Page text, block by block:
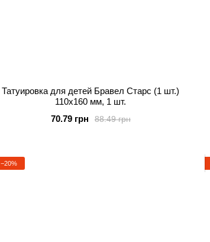
Татуировка для детей Бравел Старс (1 шт.)
110х160 мм, 1 шт.
88.49 грн
70.79 грн
−20%